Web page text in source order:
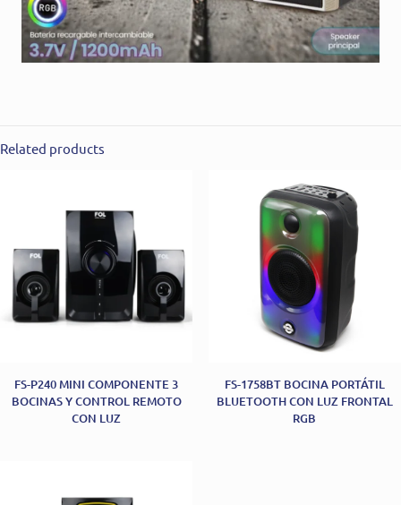
Related products
FS-P240 MINI COMPONENTE 3
BOCINAS Y CONTROL REMOTO
CON LUZ
FS-1758BT BOCINA PORTÁTIL
BLUETOOTH CON LUZ FRONTAL
RGB